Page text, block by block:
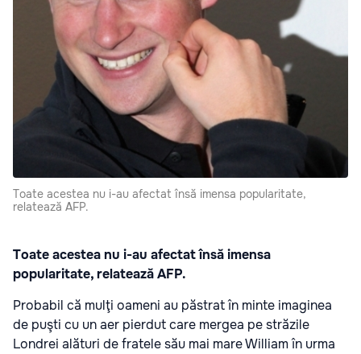
Toate acestea nu i-au afectat însă imensa popularitate,
relatează AFP.
Toate acestea nu i-au afectat însă imensa
popularitate, relatează AFP.
Probabil că mulţi oameni au păstrat în minte imaginea
de puşti cu un aer pierdut care mergea pe străzile
Londrei alături de fratele său mai mare William în urma